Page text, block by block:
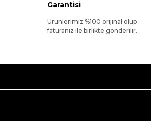
Garantisi
Ürünlerimiz %100 orijinal olup
faturanız ile birlikte gönderilir.